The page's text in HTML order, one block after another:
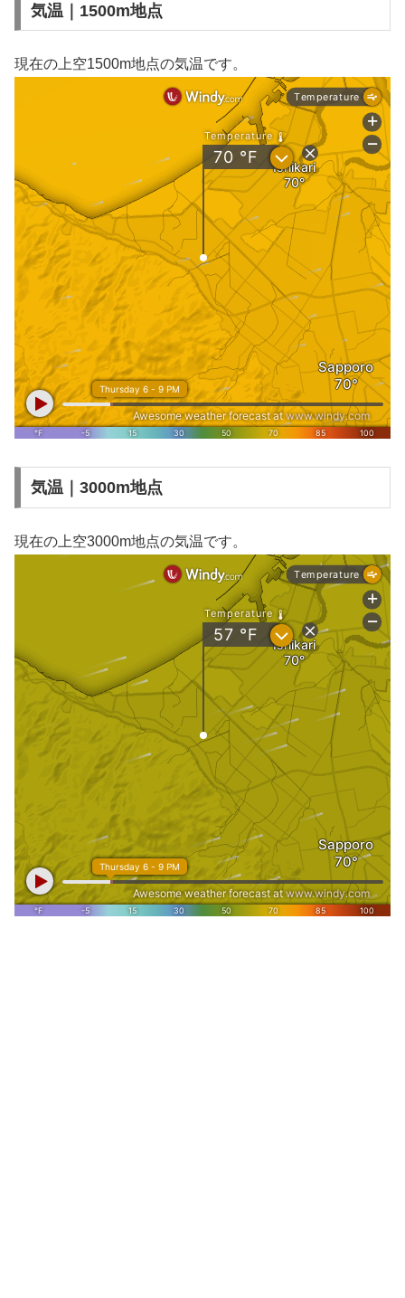
気温｜1500m地点
現在の上空1500m地点の気温です。
気温｜3000m地点
現在の上空3000m地点の気温です。